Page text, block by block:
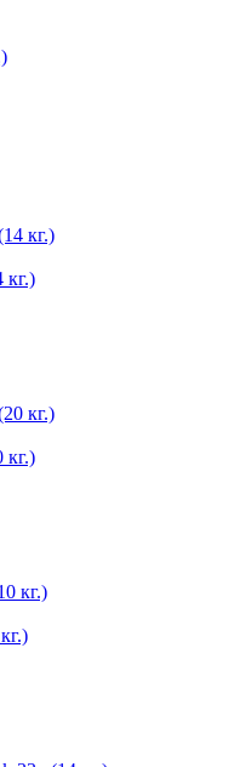
кг.)
кг.)